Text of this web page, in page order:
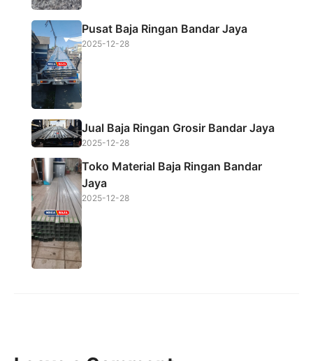
Pusat Baja Ringan Bandar Jaya
2025-12-28
Jual Baja Ringan Grosir Bandar Jaya
2025-12-28
Toko Material Baja Ringan Bandar
Jaya
2025-12-28